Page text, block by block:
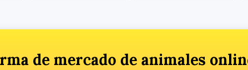
de mercado de animales